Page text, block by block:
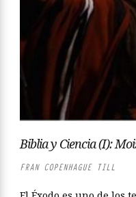
Biblia y Ciencia (I):
FRAN COPENHAGUE TILL